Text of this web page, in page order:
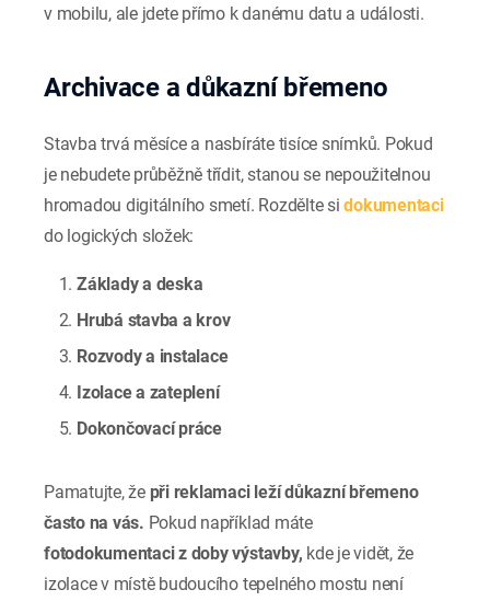
v mobilu, ale jdete přímo k danému datu a události.
Archivace a důkazní břemeno
Stavba trvá měsíce a nasbíráte tisíce snímků. Pokud
je nebudete průběžně třídit, stanou se nepoužitelnou
hromadou digitálního smetí. Rozdělte sidokumentaci
do logických složek:
Základy a deska
Hrubá stavba a krov
Rozvody a instalace
Izolace a zateplení
Dokončovací práce
Pamatujte, že při reklamaci leží důkazní břemeno
často na vás. Pokud například máte
fotodokumentaci z doby výstavby, kde je vidět, že
izolace v místě budoucího tepelného mostu není